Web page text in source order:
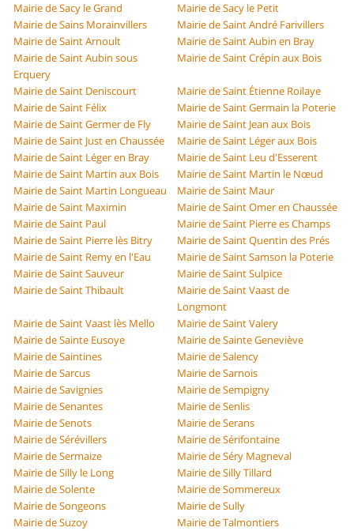
Mairie de Sacy le Grand
Mairie de Sacy le Petit
Mairie de Sains Morainvillers
Mairie de Saint André Farivillers
Mairie de Saint Arnoult
Mairie de Saint Aubin en Bray
Mairie de Saint Aubin sous
Erquery
Mairie de Saint Crépin aux Bois
Mairie de Saint Deniscourt
Mairie de Saint Étienne Roilaye
Mairie de Saint Félix
Mairie de Saint Germain la Poterie
Mairie de Saint Germer de Fly
Mairie de Saint Jean aux Bois
Mairie de Saint Just en Chaussée
Mairie de Saint Léger aux Bois
Mairie de Saint Léger en Bray
Mairie de Saint Leu d'Esserent
Mairie de Saint Martin aux Bois
Mairie de Saint Martin le Nœud
Mairie de Saint Martin Longueau
Mairie de Saint Maur
Mairie de Saint Maximin
Mairie de Saint Omer en Chaussée
Mairie de Saint Paul
Mairie de Saint Pierre es Champs
Mairie de Saint Pierre lès Bitry
Mairie de Saint Quentin des Prés
Mairie de Saint Remy en l'Eau
Mairie de Saint Samson la Poterie
Mairie de Saint Sauveur
Mairie de Saint Sulpice
Mairie de Saint Thibault
Mairie de Saint Vaast de
Longmont
Mairie de Saint Vaast lès Mello
Mairie de Saint Valery
Mairie de Sainte Eusoye
Mairie de Sainte Geneviève
Mairie de Saintines
Mairie de Salency
Mairie de Sarcus
Mairie de Sarnois
Mairie de Savignies
Mairie de Sempigny
Mairie de Senantes
Mairie de Senlis
Mairie de Senots
Mairie de Serans
Mairie de Sérévillers
Mairie de Sérifontaine
Mairie de Sermaize
Mairie de Séry Magneval
Mairie de Silly le Long
Mairie de Silly Tillard
Mairie de Solente
Mairie de Sommereux
Mairie de Songeons
Mairie de Sully
Mairie de Suzoy
Mairie de Talmontiers